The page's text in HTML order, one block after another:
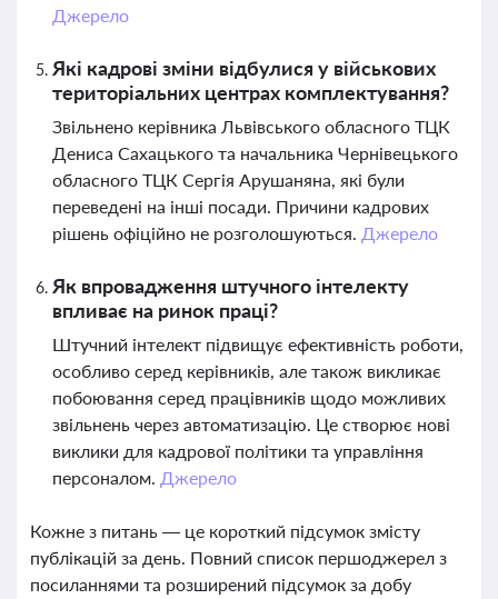
Джерело
Які кадрові зміни відбулися у військових
територіальних центрах комплектування?
Звільнено керівника Львівського обласного ТЦК
Дениса Сахацького та начальника Чернівецького
обласного ТЦК Сергія Арушаняна, які були
переведені на інші посади. Причини кадрових
рішень офіційно не розголошуються. Джерело
Як впровадження штучного інтелекту
впливає на ринок праці?
Штучний інтелект підвищує ефективність роботи,
особливо серед керівників, але також викликає
побоювання серед працівників щодо можливих
звільнень через автоматизацію. Це створює нові
виклики для кадрової політики та управління
персоналом. Джерело
Кожне з питань — це короткий підсумок змісту
публікацій за день. Повний список першоджерел з
посиланнями та розширений підсумок за добу